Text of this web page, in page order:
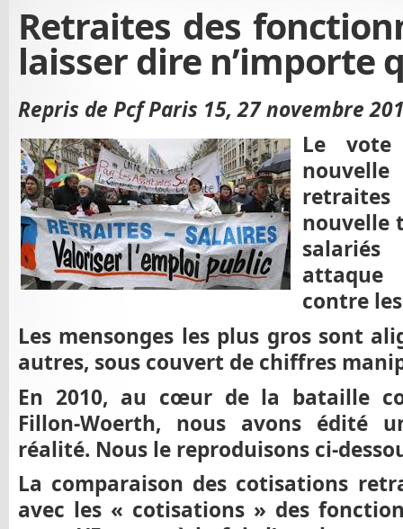
Retraites des
laisser dire n’importe
Repris de Pcf Paris 15, 27 novembre
Le vote
retraites
nouvelle
attaque
contre
Les mensonges les plus gros sont
autres, sous couvert de chiffres
En 2010, au cœur de la bataille
Fillon-Woerth, nous avons édité
réalité. Nous le reproduisons ci-
La comparaison des cotisations
avec les « cotisations » des